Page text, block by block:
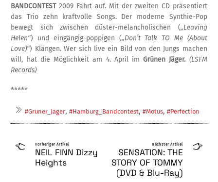
BANDCONTEST2009 Fahrt auf. Mit der zweiten CD präsentiert
das Trio zehn kraftvolle Songs. Der moderne Synthie-Pop
bewegt sich zwischen düster-melancholischen („Leaving
Helen“) und eingängig-poppigen („Don’t Talk TO Me (About
Love)“) Klängen. Wer sich live ein Bild von den Jungs machen
will, hat die Möglichkeit am 4. April imGrünen Jäger. (LSFM
Records)
*****
#Grüner_Jäger,#Hamburg_Bandcontest,#Motus,#Perfection
vorheriger Artikel
NEIL FINN Dizzy
Heights
nächster Artikel
SENSATION: THE
STORY OF TOMMY
(DVD & Blu-Ray)